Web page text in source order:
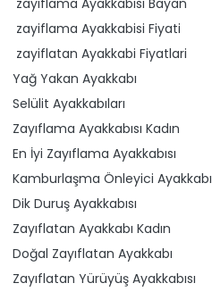
zayiflama Ayakkabisi Fiyati
zayiflatan Ayakkabi Fiyatlari
Yağ Yakan Ayakkabı
Selülit Ayakkabıları
Zayıflama Ayakkabısı Kadın
En İyi Zayıflama Ayakkabısı
Kamburlaşma Önleyici Ayakkabı
Dik Duruş Ayakkabısı
Zayıflatan Ayakkabı Kadın
Doğal Zayıflatan Ayakkabı
Zayıflatan Yürüyüş Ayakkabısı